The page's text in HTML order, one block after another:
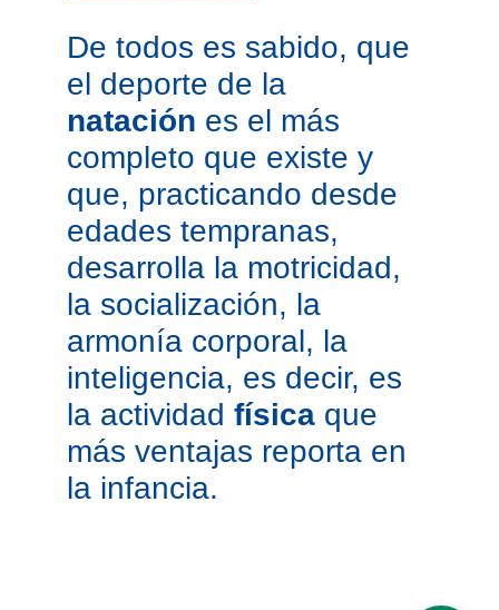
De todos es sabido, que
el deporte de la
natación es el más
completo que existe y
que, practicando desde
edades tempranas,
desarrolla la motricidad,
la socialización, la
armonía corporal, la
inteligencia, es decir, es
la actividad física que
más ventajas reporta en
la infancia.